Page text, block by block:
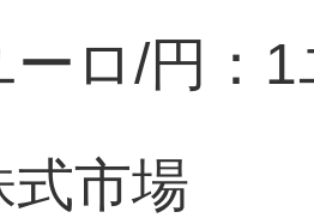
/円：1
式市場